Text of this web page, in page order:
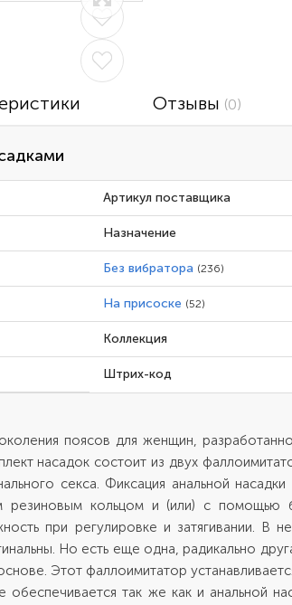
Отзывы (0)
Артикул поставщика
Назначение
Без вибратора (236)
На присоске (52)
Коллекция
Штрих-код
поясов для женщин,
насадок состоит из двух
секса. Фиксация анальной
резиновым кольцом и (или) с помощью
при регулировке и затягивании. В
Но есть еще одна, радикально
Этот фаллоимитатор
так же как и анальной